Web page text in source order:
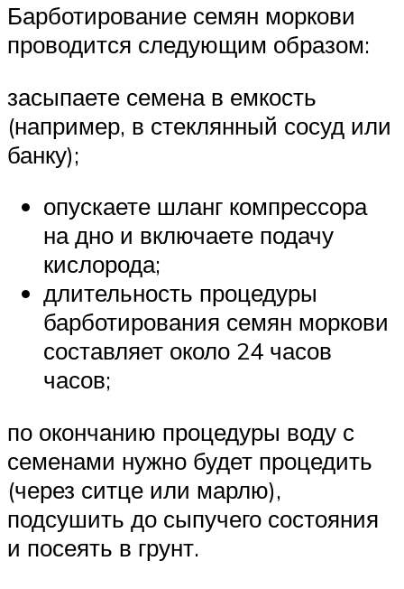
Барботирование семян моркови
проводится следующим образом:
засыпаете семена в емкость
(например, в стеклянный сосуд или
банку);
опускаете шланг компрессора
на дно и включаете подачу
кислорода;
длительность процедуры
барботирования семян моркови
составляет около 24 часов
часов;
по окончанию процедуры воду с
семенами нужно будет процедить
(через ситце или марлю),
подсушить до сыпучего состояния
и посеять в грунт.